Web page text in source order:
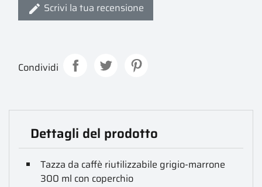
Scrivi la tua recensione
Condividi
Dettagli del prodotto
Tazza da caffè riutilizzabile grigio-marrone
300 ml con coperchio